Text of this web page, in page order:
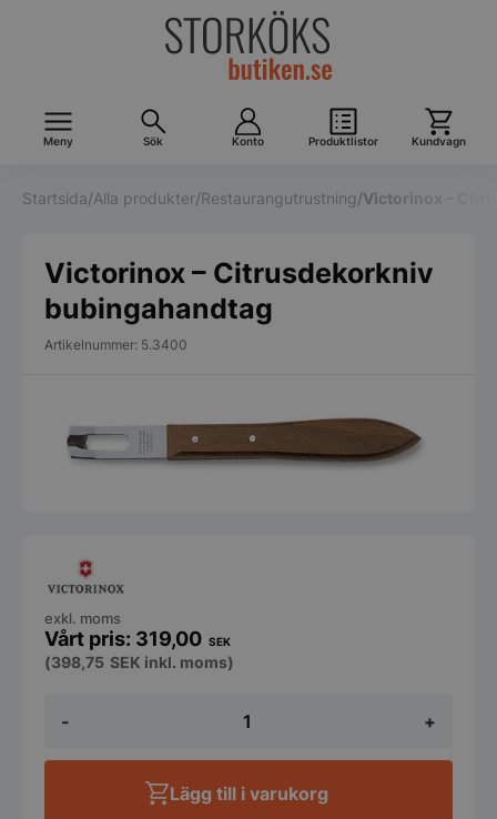
Meny Sök Konto Produktlistor Kundvagn
Startsida/Alla produkter/Restaurangutrustning/Victorinox –
Victorinox – Citrusdekorkniv
bubingahandtag
Artikelnummer: 5.3400
-
bubingahandtag
+
319,00 SEK
exkl. moms
(398,75 SEK inkl. moms)
Lägg till i varukorg